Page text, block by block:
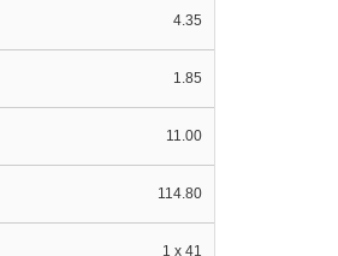
4.35
1.85
11.00
114.80
1 x 41